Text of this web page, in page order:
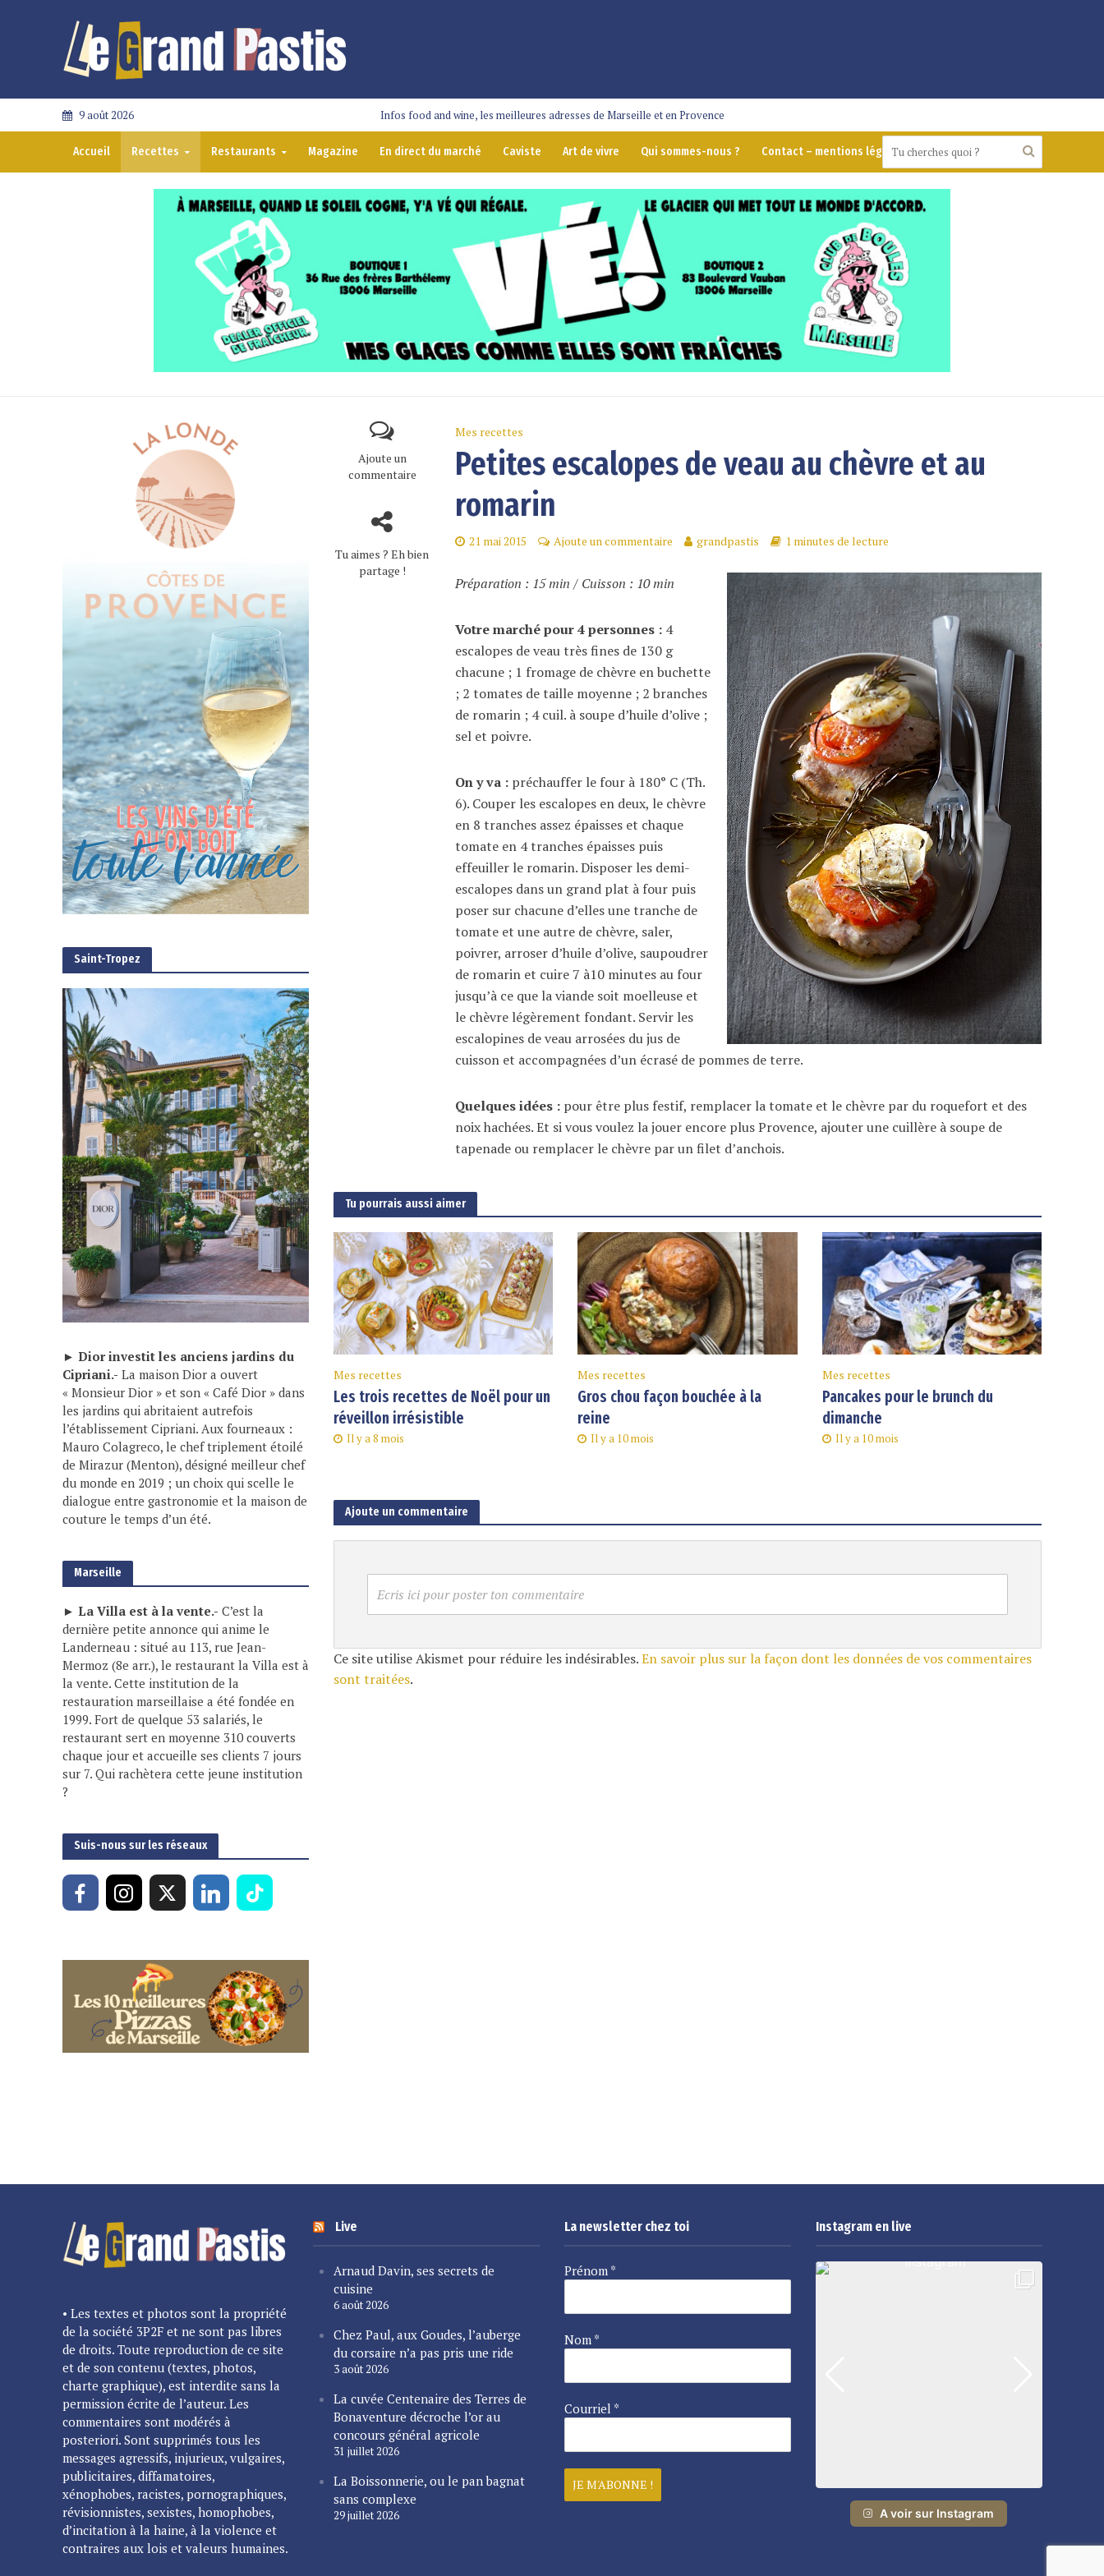
9 août 2026 Infos food and wine, les meilleures adresses de Marseille et en Provence
Accueil Recettes Restaurants Magazine En direct du marché Caviste Art de vivre Qui sommes-nous ? Contact – mentions légales
Saint-Tropez
► Dior investit les anciens jardins du
Cipriani.- La maison Dior a ouvert
« Monsieur Dior » et son « Café Dior » dans
les jardins qui abritaient autrefois
l’établissement Cipriani. Aux fourneaux :
Mauro Colagreco, le chef triplement étoilé
de Mirazur (Menton), désigné meilleur chef
du monde en 2019 ; un choix qui scelle le
dialogue entre gastronomie et la maison de
couture le temps d’un été.
Marseille
► La Villa est à la vente.- C’est la
dernière petite annonce qui anime le
Landerneau : situé au 113, rue Jean-
Mermoz (8e arr.), le restaurant la Villa est à
la vente. Cette institution de la
restauration marseillaise a été fondée en
1999. Fort de quelque 53 salariés, le
restaurant sert en moyenne 310 couverts
chaque jour et accueille ses clients 7 jours
sur 7. Qui rachètera cette jeune institution
?
Suis-nous sur les réseaux
Ajoute un
commentaire
Tu aimes ? Eh bien
partage !
Mes recettes
Petites escalopes de veau au chèvre et au
romarin
21 mai 2015 Ajoute un commentaire grandpastis 1 minutes de lecture
Préparation : 15 min / Cuisson : 10 min
Votre marché pour 4 personnes : 4
escalopes de veau très fines de 130 g
chacune ; 1 fromage de chèvre en buchette
; 2 tomates de taille moyenne ; 2 branches
de romarin ; 4 cuil. à soupe d’huile d’olive ;
sel et poivre.
On y va : préchauffer le four à 180° C (Th.
6). Couper les escalopes en deux, le chèvre
en 8 tranches assez épaisses et chaque
tomate en 4 tranches épaisses puis
effeuiller le romarin. Disposer les demi-
escalopes dans un grand plat à four puis
poser sur chacune d’elles une tranche de
tomate et une autre de chèvre, saler,
poivrer, arroser d’huile d’olive, saupoudrer
de romarin et cuire 7 à10 minutes au four
jusqu’à ce que la viande soit moelleuse et
le chèvre légèrement fondant. Servir les
escalopines de veau arrosées du jus de
cuisson et accompagnées d’un écrasé de pommes de terre.
Quelques idées : pour être plus festif, remplacer la tomate et le chèvre par du roquefort et des
noix hachées. Et si vous voulez la jouer encore plus Provence, ajouter une cuillère à soupe de
tapenade ou remplacer le chèvre par un filet d’anchois.
Tu pourrais aussi aimer
Mes recettes
Les trois recettes de Noël pour un
réveillon irrésistible
Il y a 8 mois
Mes recettes
Gros chou façon bouchée à la
reine
Il y a 10 mois
Mes recettes
Pancakes pour le brunch du
dimanche
Il y a 10 mois
Ajoute un commentaire
Ecris ici pour poster ton commentaire
Ce site utilise Akismet pour réduire les indésirables.En savoir plus sur la façon dont les données de vos commentaires
sont traitées.
• Les textes et photos sont la propriété
de la société 3P2F et ne sont pas libres
de droits. Toute reproduction de ce site
et de son contenu (textes, photos,
charte graphique), est interdite sans la
permission écrite de l’auteur. Les
commentaires sont modérés à
posteriori. Sont supprimés tous les
messages agressifs, injurieux, vulgaires,
publicitaires, diffamatoires,
xénophobes, racistes, pornographiques,
révisionnistes, sexistes, homophobes,
d’incitation à la haine, à la violence et
contraires aux lois et valeurs humaines.
Live
Arnaud Davin, ses secrets de
cuisine
6 août 2026
Chez Paul, aux Goudes, l’auberge
du corsaire n’a pas pris une ride
3 août 2026
La cuvée Centenaire des Terres de
Bonaventure décroche l’or au
concours général agricole
31 juillet 2026
La Boissonnerie, ou le pan bagnat
sans complexe
29 juillet 2026
La newsletter chez toi
Prénom *
Nom *
Courriel *
Instagram en live
A voir sur Instagram